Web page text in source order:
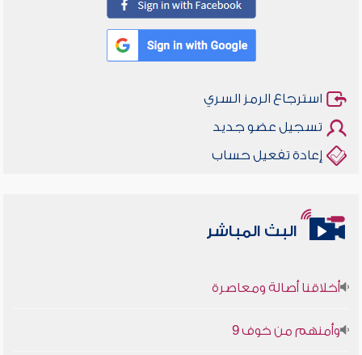
استرجاع الرمز السري
تسجيل عضو جديد
إعادة تفعيل حساب
البث المباشر
أخلاقنا أصالة ومعاصرة
وأمنهم من خوف 9